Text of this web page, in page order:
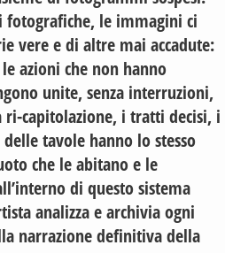
fotografiche, le immagini ci
vere e di altre mai accadute:
azioni che non hanno
unite, senza interruzioni,
capitolazione, i tratti decisi, i
tavole hanno lo stesso
che le abitano e le
di questo sistema
analizza e archivia ogni
narrazione definitiva della